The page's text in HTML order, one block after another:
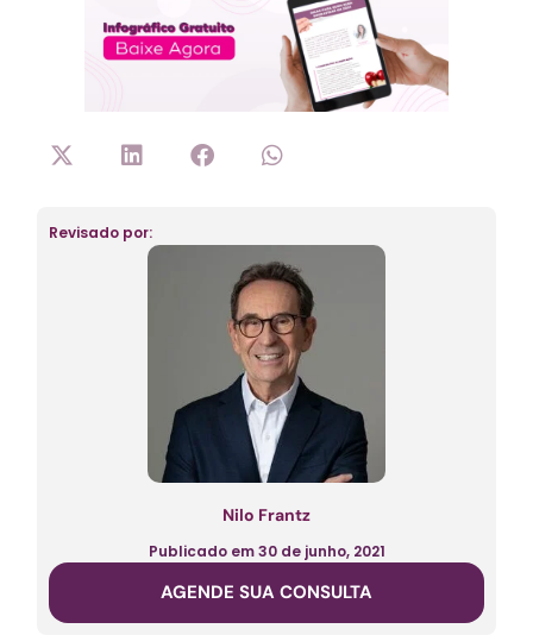
Revisado por:
Nilo Frantz
Publicado em 30 de junho, 2021
AGENDE SUA CONSULTA